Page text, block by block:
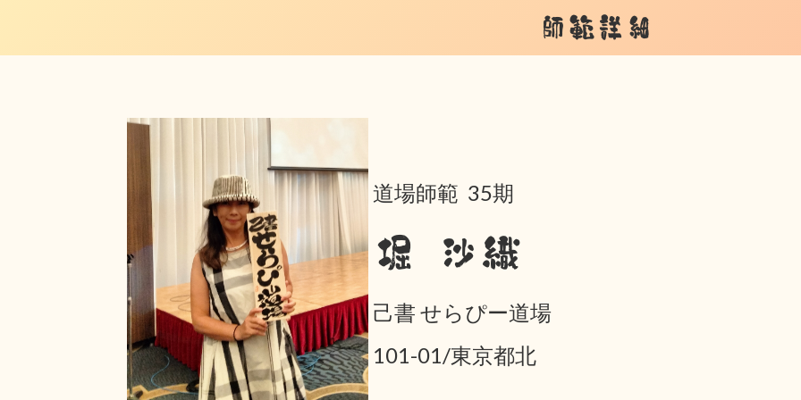
師範詳細
道場師範 35期
堀 沙織
己書 せらぴー道場
101-01/東京都北